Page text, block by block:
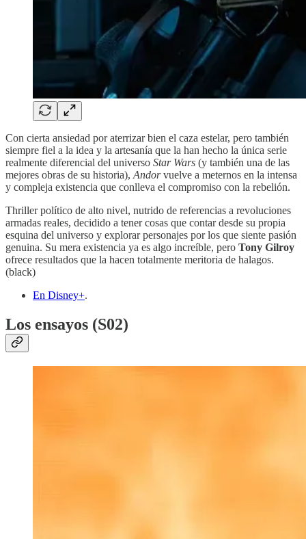
Con cierta ansiedad por aterrizar bien el caza estelar, pero también
siempre fiel a la idea y la artesanía que la han hecho la única serie
realmente diferencial del universo Star Wars (y también una de las
mejores obras de su historia), Andorvuelve a meternos en la intensa
y compleja existencia que conlleva el compromiso con la rebelión.
Thriller político de alto nivel, nutrido de referencias a revoluciones
armadas reales, decidido a tener cosas que contar desde su propia
esquina del universo y explorar personajes por los que siente pasión
genuina. Su mera existencia ya es algo increíble, pero Tony Gilroy
ofrece resultados que la hacen totalmente meritoria de halagos.
(black)
En Disney+.
Los ensayos (S02)